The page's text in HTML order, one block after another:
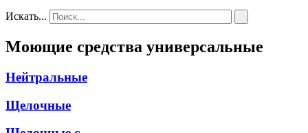
Искать...
Моющие средства универсальные
Нейтральные
Щелочные